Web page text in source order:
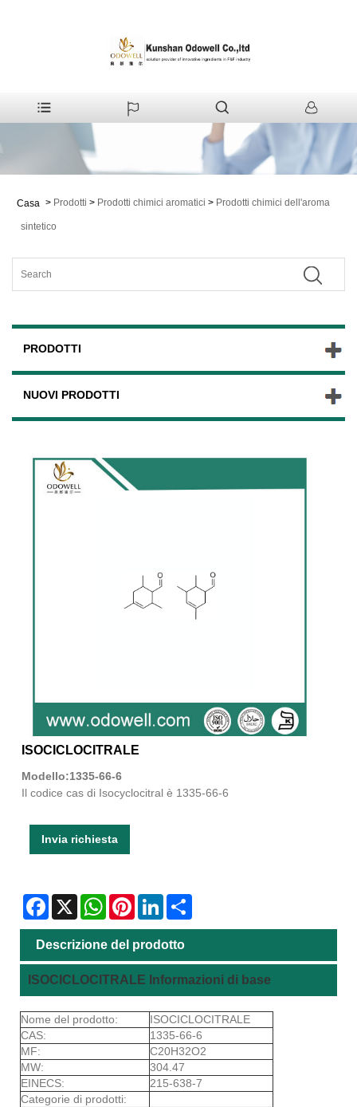
Casa > Prodotti > Prodotti chimici aromatici > Prodotti chimici dell'aroma
sintetico
PRODOTTI
NUOVI PRODOTTI
ISOCICLOCITRALE
Modello:1335-66-6
Il codice cas di Isocyclocitral è 1335-66-6
Invia richiesta
Facebook
X WhatsAppPinterestLinkedIn
Descrizione del prodotto
ISOCICLOCITRALE Informazioni di base
Nome del prodotto:
ISOCICLOCITRALE
CAS:
1335-66-6
MF:
C20H32O2
MW:
304.47
EINECS:
215-638-7
Categorie di prodotti: